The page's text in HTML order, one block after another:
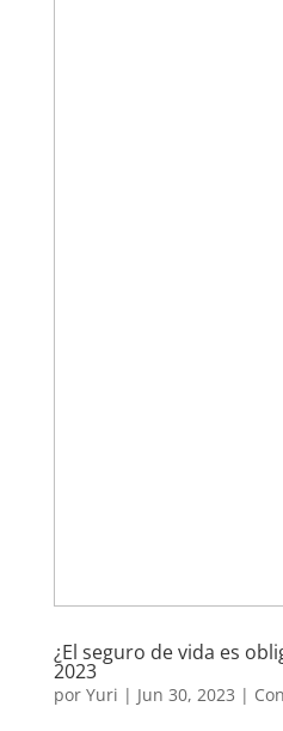
¿El seguro de vida es
2023
por Yuri | Jun 30, 2023 |